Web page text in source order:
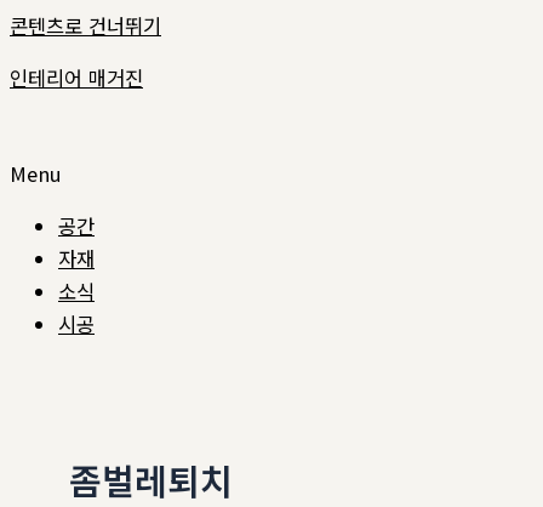
콘텐츠로 건너뛰기
인테리어 매거진
Menu
공간
자재
소식
시공
좀벌레퇴치